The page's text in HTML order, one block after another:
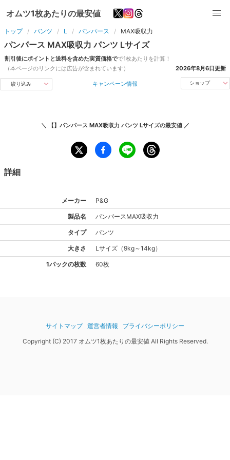
オムツ1枚あたりの最安値
トップ パンツ L パンパース MAX吸収力
パンパース MAX吸収力 パンツ Lサイズ
割引後にポイントと送料を含めた実質価格でで1枚あたりを計算！
（本ページのリンクには広告が含まれています）
2026年8月6日更新
絞り込み キャンペーン情報 ショップ
＼ 【】パンパース MAX吸収力 パンツ Lサイズの最安値 ／
詳細
メーカー P&G
製品名 パンパースMAX吸収力
タイプ パンツ
大きさ Lサイズ （9kg～14kg）
1パックの枚数 60枚
サイトマップ 運営者情報
プライバシーポリシー
Copyright (C) 2017 オムツ1枚あたりの最安値 All Rights Reserved.